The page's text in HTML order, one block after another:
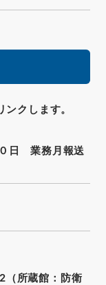
クします。
日 業務月報送
所蔵館：防衛